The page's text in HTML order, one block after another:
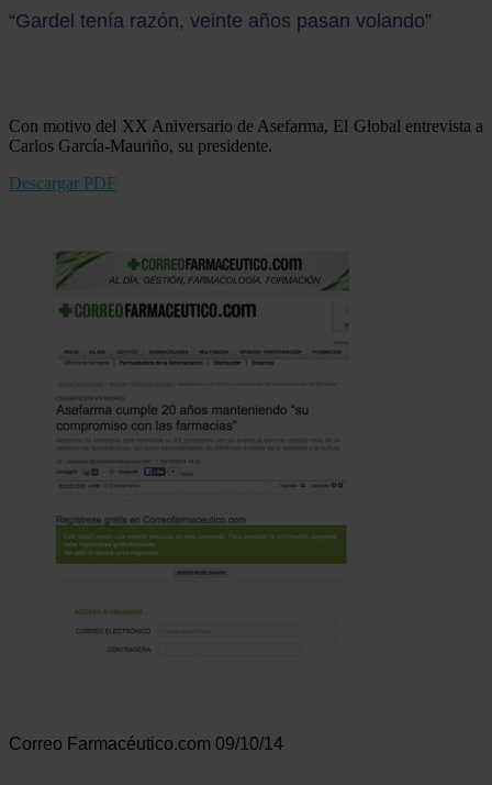
“Gardel tenía razón, veinte años pasan volando”
Con motivo del XX Aniversario de Asefarma, El Global entrevista a
Carlos García-Mauriño, su presidente.
Descargar PDF
Correo Farmacéutico.com 09/10/14